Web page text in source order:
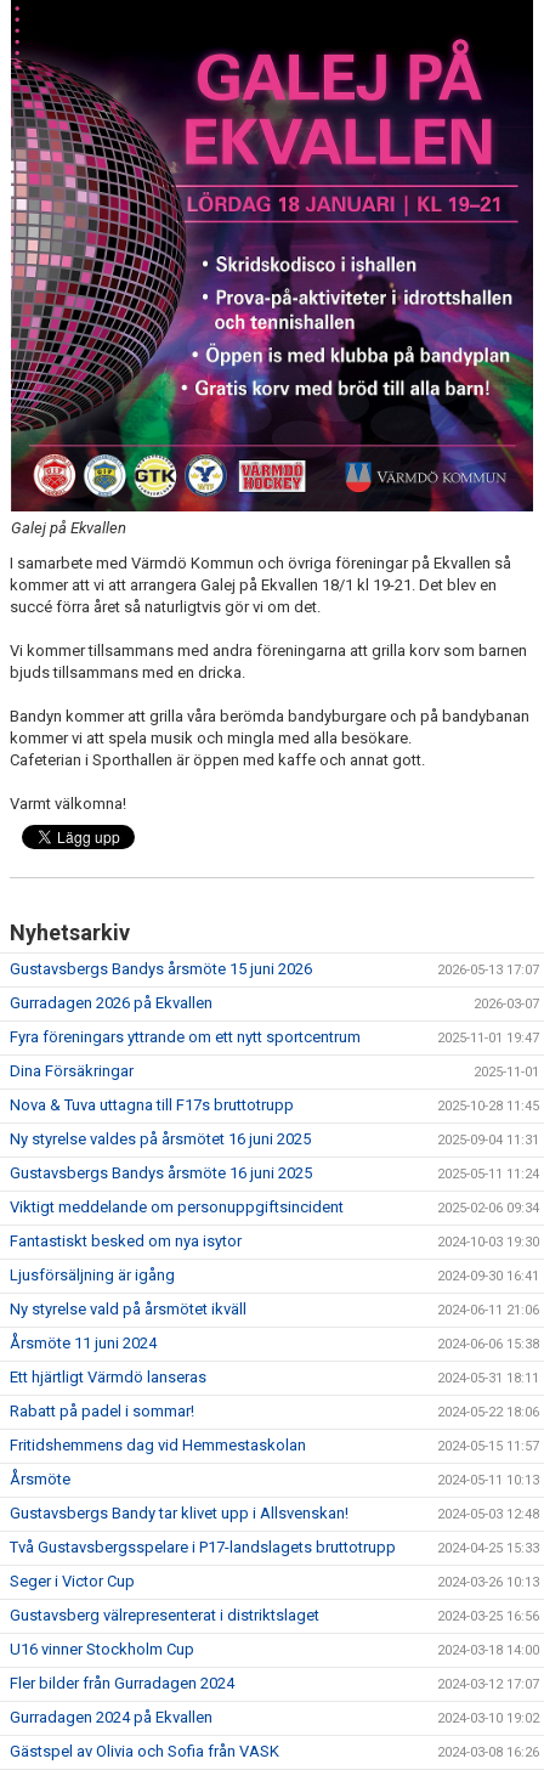
ISTIDER
BILDGALLERI
KONTAKT
MEDLEM
NYTT ISCENTRUM
Galej på Ekvallen
I samarbete med Värmdö Kommun och övriga föreningar på Ekvallen så
kommer att vi att arrangera Galej på Ekvallen 18/1 kl 19-21. Det blev en
succé förra året så naturligtvis gör vi om det.
Vi kommer tillsammans med andra föreningarna att grilla korv som barnen
bjuds tillsammans med en dricka.
Bandyn kommer att grilla våra berömda bandyburgare och på bandybanan
kommer vi att spela musik och mingla med alla besökare.
Cafeterian i Sporthallen är öppen med kaffe och annat gott.
Varmt välkomna!
Nyhetsarkiv
Gustavsbergs Bandys årsmöte 15 juni 2026 2026-05-13 17:07
Gurradagen 2026 på Ekvallen 2026-03-07
Fyra föreningars yttrande om ett nytt sportcentrum 2025-11-01 19:47
Dina Försäkringar 2025-11-01
Nova & Tuva uttagna till F17s bruttotrupp 2025-10-28 11:45
Ny styrelse valdes på årsmötet 16 juni 2025 2025-09-04 11:31
Gustavsbergs Bandys årsmöte 16 juni 2025 2025-05-11 11:24
Viktigt meddelande om personuppgiftsincident 2025-02-06 09:34
Fantastiskt besked om nya isytor 2024-10-03 19:30
Ljusförsäljning är igång 2024-09-30 16:41
Ny styrelse vald på årsmötet ikväll 2024-06-11 21:06
Årsmöte 11 juni 2024 2024-06-06 15:38
Ett hjärtligt Värmdö lanseras 2024-05-31 18:11
Rabatt på padel i sommar! 2024-05-22 18:06
Fritidshemmens dag vid Hemmestaskolan 2024-05-15 11:57
Årsmöte 2024-05-11 10:13
Gustavsbergs Bandy tar klivet upp i Allsvenskan! 2024-05-03 12:48
Två Gustavsbergsspelare i P17-landslagets bruttotrupp 2024-04-25 15:33
Seger i Victor Cup 2024-03-26 10:13
Gustavsberg välrepresenterat i distriktslaget 2024-03-25 16:56
U16 vinner Stockholm Cup 2024-03-18 14:00
Fler bilder från Gurradagen 2024 2024-03-12 17:07
Gurradagen 2024 på Ekvallen 2024-03-10 19:02
Gästspel av Olivia och Sofia från VASK 2024-03-08 16:26